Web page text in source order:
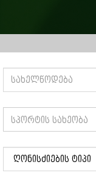
სპორტის სახეობა